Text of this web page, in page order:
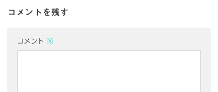
コメントを残す
コメント ※